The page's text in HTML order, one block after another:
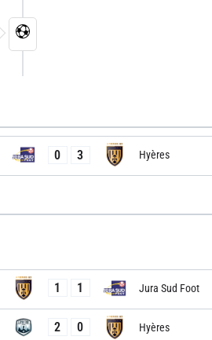
0 3 Hyères
1 1 Jura Sud Foot
2 0 Hyères